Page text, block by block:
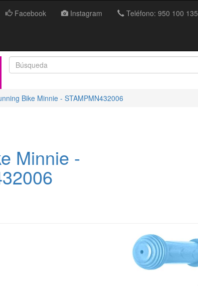
Facebook Instagram Teléfono: 950 100 135
Bike Minnie - STAMPMN432006
Minnie -